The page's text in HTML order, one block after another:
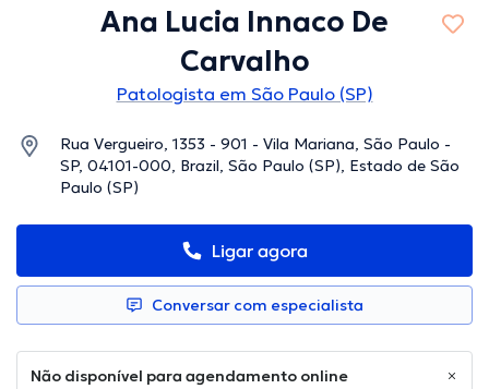
Ana Lucia Innaco De
Carvalho
Patologista em São Paulo (SP)
Rua Vergueiro, 1353 - 901 - Vila Mariana, São Paulo -
SP, 04101-000, Brazil, São Paulo (SP), Estado de São
Paulo (SP)
Ligar agora
Conversar com especialista
Não disponível para agendamento online